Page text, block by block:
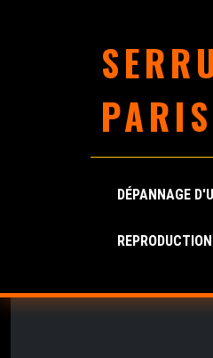
PARIS
DÉPANNAGE